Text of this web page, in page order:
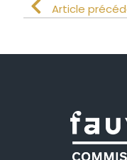
Article